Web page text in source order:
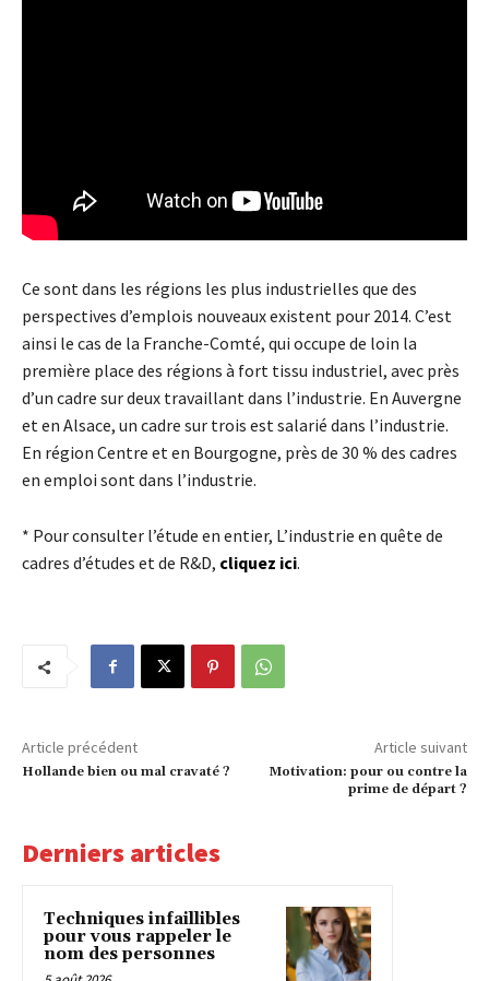
Ce sont dans les régions les plus industrielles que des
perspectives d’emplois nouveaux existent pour 2014. C’est
ainsi le cas de la Franche-Comté, qui occupe de loin la
première place des régions à fort tissu industriel, avec près
d’un cadre sur deux travaillant dans l’industrie. En Auvergne
et en Alsace, un cadre sur trois est salarié dans l’industrie.
En région Centre et en Bourgogne, près de 30 % des cadres
en emploi sont dans l’industrie.
* Pour consulter l’étude en entier, L’industrie en quête de
cadres d’études et de R&D, cliquez ici.
Article précédent
Hollande bien ou mal cravaté ?
Article suivant
Motivation: pour ou contre la
prime de départ ?
Derniers articles
Techniques infaillibles
pour vous rappeler le
nom des personnes